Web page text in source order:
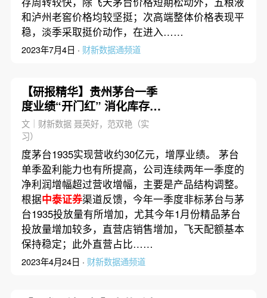
和泸州老窖价格均较坚挺；次高端整体价格表现平
稳，淡季采取挺价动作，在进入……
2023年7月4日 · 财新数据通频道
【研报精华】贵州茅台一季
度业绩“开门红” 消化库存仍
是今年酒企主线
文｜财新数据 聂英好，范双艳（实
习）
度茅台1935实现营收约30亿元，增厚业绩。 茅台
单季盈利能力也有所提高，公司连续两年一季度的
净利润增幅超过营收增幅，主要是产品结构调整。
根据中泰证券渠道反馈，今年一季度非标茅台与茅
台1935投放量有所增加，尤其今年1月份精品茅台
投放量增加较多，直营店销售增加，飞天配额基本
保持稳定；此外直营占比……
2023年4月24日 · 财新数据通频道